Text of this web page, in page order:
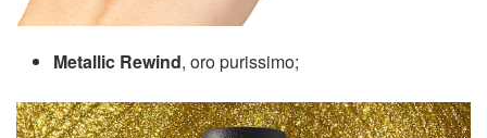
Metallic Rewind, oro purissimo;